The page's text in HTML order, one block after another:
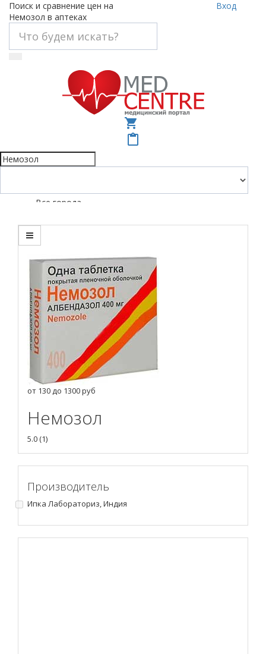
Поиск и сравнение цен на
Немозол в аптеках
Вход
shopping_cart
content_paste
Все города
от 130до 1300руб
Немозол
5.0(1)
Производитель
Ипка Лабораториз, Индия